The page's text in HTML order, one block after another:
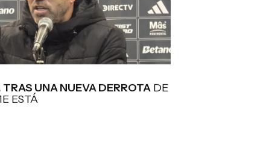
UNA NUEVA DERROTA DE
ESTÁ